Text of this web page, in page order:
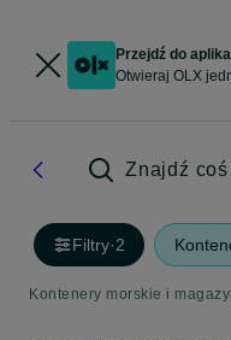
Przejdź do
Otwieraj OLX
Znajdź
Filtry·2
Kontenery morskie i